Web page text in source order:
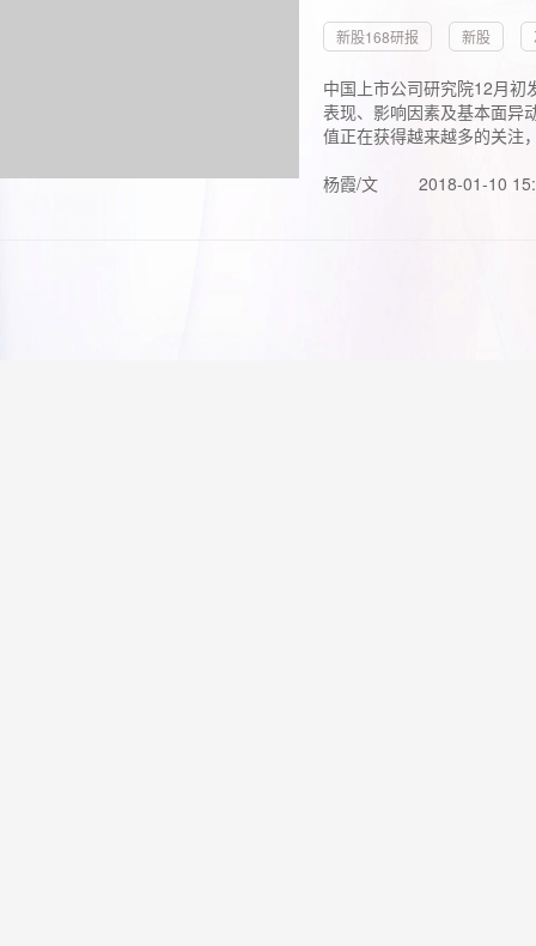
新股168研报 新股
中国上市公司研究院12月初
表现、影响因素及基本面异
值正在获得越来越多的关注
杨霞/文
2018-01-10